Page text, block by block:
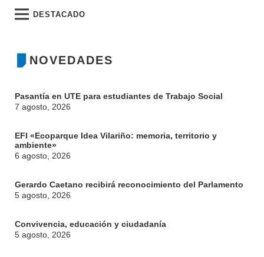
DESTACADO
NOVEDADES
Pasantía en UTE para estudiantes de Trabajo Social
7 agosto, 2026
EFI «Ecoparque Idea Vilariño: memoria, territorio y
ambiente»
6 agosto, 2026
Gerardo Caetano recibirá reconocimiento del Parlamento
5 agosto, 2026
Convivencia, educación y ciudadanía
5 agosto, 2026